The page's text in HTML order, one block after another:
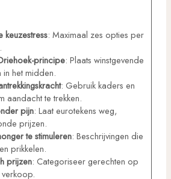
keuzestress: Maximaal zes opties per
principe: Plaats winstgevende
in het midden.
: Gebruik kaders en
aandacht te trekken.
pijn: Laat eurotekens weg,
prijzen.
te stimuleren: Beschrijvingen die
prikkelen.
prijzen: Categoriseer gerechten op